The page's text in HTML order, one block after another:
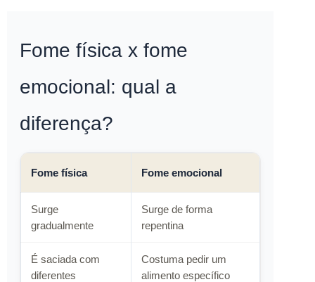
Fome física x fome
emocional: qual a
diferença?
Fome física Fome emocional
Surge
gradualmente
Surge de forma
repentina
É saciada com
diferentes
Costuma pedir um
alimento específico